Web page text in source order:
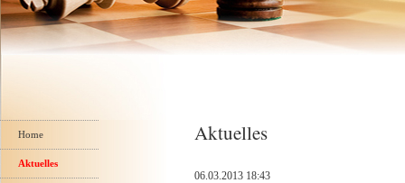
Aktuelles
06.03.2013 18:43
Navigation
überspringen
Home
Aktuelles